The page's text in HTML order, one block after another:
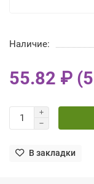
Наличие:
55.82 ₽
В закладки